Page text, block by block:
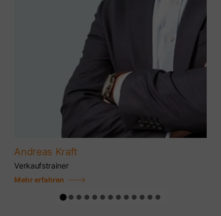
Andreas Kraft
Verkaufstrainer
Mehr erfahren